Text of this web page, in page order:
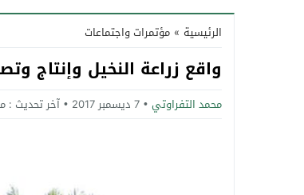
Stop
Previous
Next
الرئيسية » مؤتمرات واجتماعات
واقع زراعة النخيل وإنتاج
محمد التفراوتي 7 ديسمبر 2017 آخر تحديث :